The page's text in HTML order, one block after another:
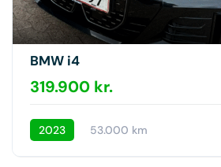
BMW i4
319.900 kr.
2023 53.000 km